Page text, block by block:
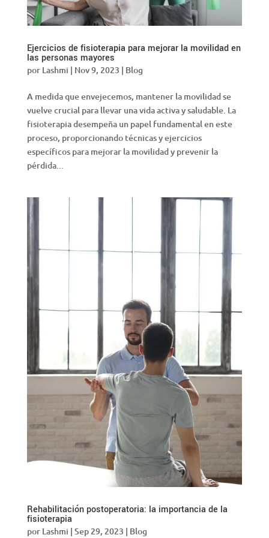
Ejercicios de fisioterapia para mejorar la movilidad en
las personas mayores
por Lashmi | Nov 9, 2023 | Blog
A medida que envejecemos, mantener la movilidad se
vuelve crucial para llevar una vida activa y saludable. La
fisioterapia desempeña un papel fundamental en este
proceso, proporcionando técnicas y ejercicios
específicos para mejorar la movilidad y prevenir la
pérdida...
Rehabilitación postoperatoria: la importancia de la
fisioterapia
por Lashmi | Sep 29, 2023 | Blog